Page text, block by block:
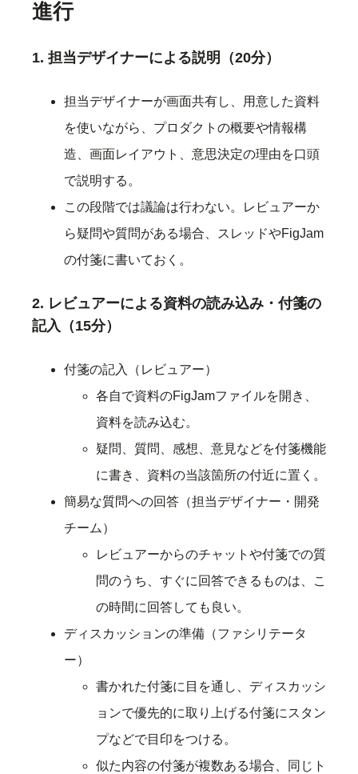
進行
1. 担当デザイナーによる説明（20分）
担当デザイナーが画面共有し、用意した資料
を使いながら、プロダクトの概要や情報構
造、画面レイアウト、意思決定の理由を口頭
で説明する。
この段階では議論は行わない。レビュアーか
ら疑問や質問がある場合、スレッドやFigJam
の付箋に書いておく。
2. レビュアーによる資料の読み込み・付箋の
記入（15分）
付箋の記入（レビュアー）
各自で資料のFigJamファイルを開き、
資料を読み込む。
疑問、質問、感想、意見などを付箋機能
に書き、資料の当該箇所の付近に置く。
簡易な質問への回答（担当デザイナー・開発
チーム）
レビュアーからのチャットや付箋での質
問のうち、すぐに回答できるものは、こ
の時間に回答しても良い。
ディスカッションの準備（ファシリテータ
ー）
書かれた付箋に目を通し、ディスカッシ
ョンで優先的に取り上げる付箋にスタン
プなどで目印をつける。
似た内容の付箋が複数ある場合、同じト